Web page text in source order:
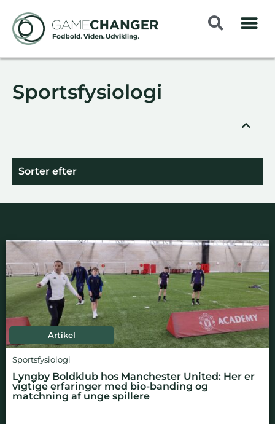
Sportsfysiologi
Sorter efter
Artikel
Sportsfysiologi
Lyngby Boldklub hos Manchester United: Her er
vigtige erfaringer med bio-banding og
matchning af unge spillere